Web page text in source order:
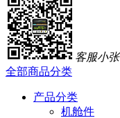
客服小张
全部商品分类
产品分类
机舱件